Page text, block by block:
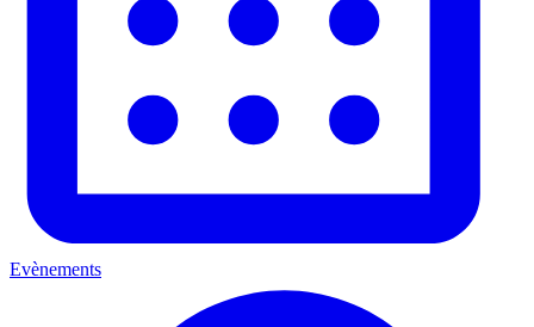
Evènements